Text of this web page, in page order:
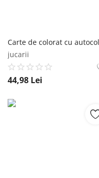
jucarii
44,98 Lei